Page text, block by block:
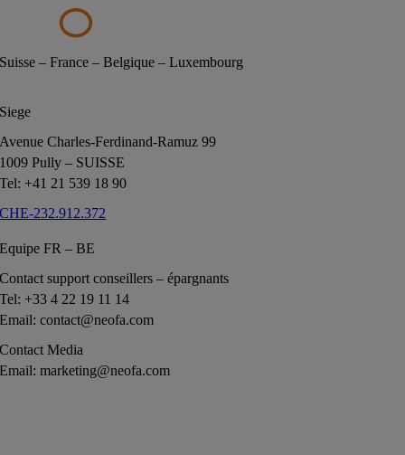
Suisse – France – Belgique – Luxembourg
Siege
Avenue Charles-Ferdinand-Ramuz 99
1009 Pully – SUISSE
Tel: +41 21 539 18 90
CHE-232.912.372
Equipe FR – BE
Contact support conseillers – épargnants
Tel: +33 4 22 19 11 14
Email: contact@neofa.com
Contact Media
Email: marketing@neofa.com